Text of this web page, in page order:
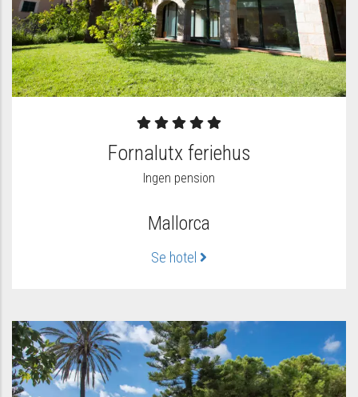
Fornalutx feriehus
Ingen pension
Mallorca
Se hotel